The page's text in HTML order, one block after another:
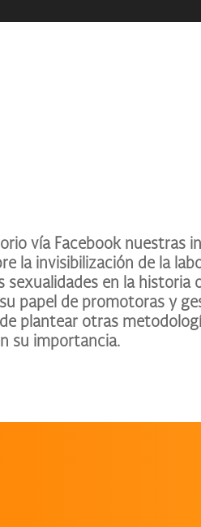
vía Facebook nuestras
la invisibilización de la
sexualidades en la historia
papel de promotoras y
plantear otras
su importancia.